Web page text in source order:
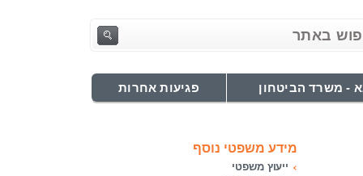
- משרד הביטחון פגיעות אחרות
מידע משפטי נוסף
ייעוץ משפטי